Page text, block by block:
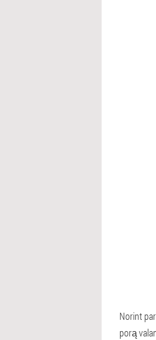
Norint
porą